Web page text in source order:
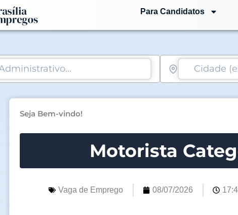
Para Candidatos
Seja Bem-vindo!
Motorista
Vaga de Emprego 08/07/2026